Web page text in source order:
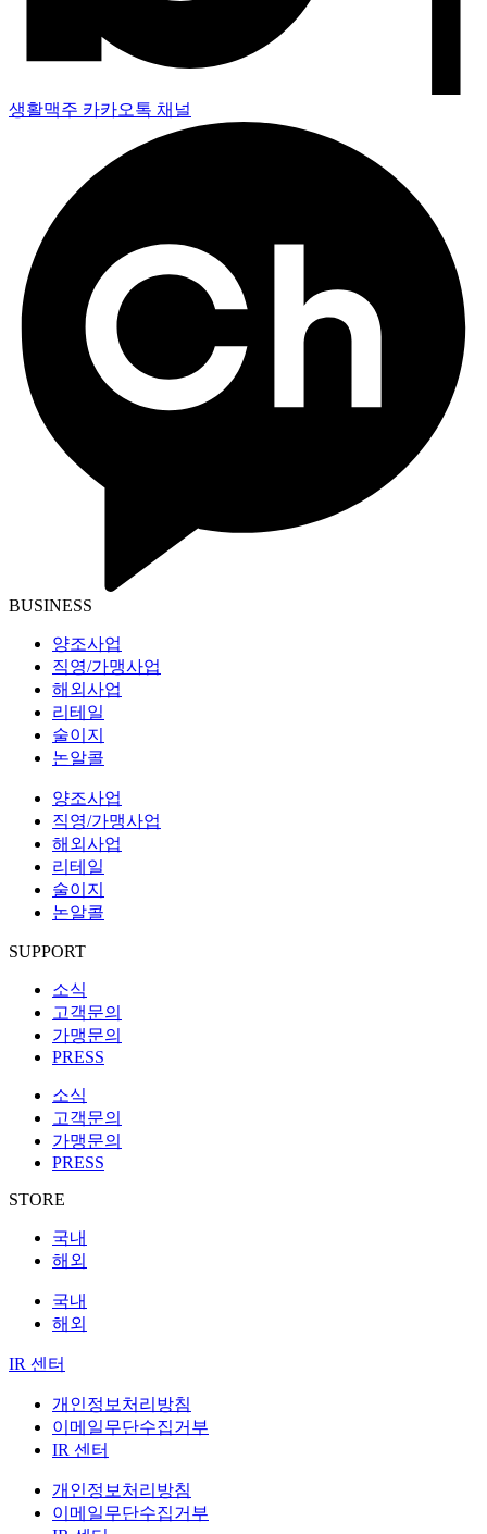
생활맥주 카카오톡 채널
BUSINESS
양조사업
직영/가맹사업
해외사업
리테일
술이지
논알콜
양조사업
직영/가맹사업
해외사업
리테일
술이지
논알콜
SUPPORT
소식
고객문의
가맹문의
PRESS
소식
고객문의
가맹문의
PRESS
STORE
국내
해외
국내
해외
IR 센터
개인정보처리방침
이메일무단수집거부
IR 센터
개인정보처리방침
이메일무단수집거부